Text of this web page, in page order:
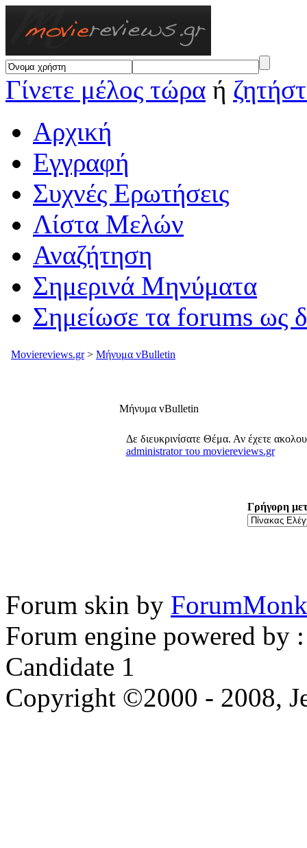
Γίνετε μέλος τώρα ή
Αρχική
Εγγραφή
Συχνές Ερωτήσεις
Λίστα Μελών
Αναζήτηση
Σημερινά Μηνύματα
Σημείωσε τα forums ως
Moviereviews.gr> Μήνυμα vBulletin
Μήνυμα vBulletin
Δε διευκρινίσατε Θέμα. Αν έχετε
administrator του moviereviews.gr
Γρήγορη
Forum skin by
Forum engine powered by
Candidate 1
Copyright ©2000 - 2008,